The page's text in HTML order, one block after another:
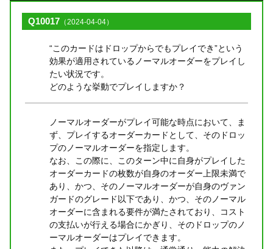
Q10017 （2024-04-04）
“このカードはドロップからでもプレイでき”という
効果が適用されているノーマルオーダーをプレイし
たい状況です。
どのような挙動でプレイしますか？
ノーマルオーダーがプレイ可能な時点において、ま
ず、プレイするオーダーカードとして、そのドロッ
プのノーマルオーダーを指定します。
なお、この際に、このターン中に自身がプレイした
オーダーカードの枚数が自身のオーダー上限未満で
あり、かつ、そのノーマルオーダーが自身のヴァン
ガードのグレード以下であり、かつ、そのノーマル
オーダーに含まれる要件が満たされており、コスト
の支払いが行える場合にかぎり、そのドロップのノ
ーマルオーダーはプレイできます。